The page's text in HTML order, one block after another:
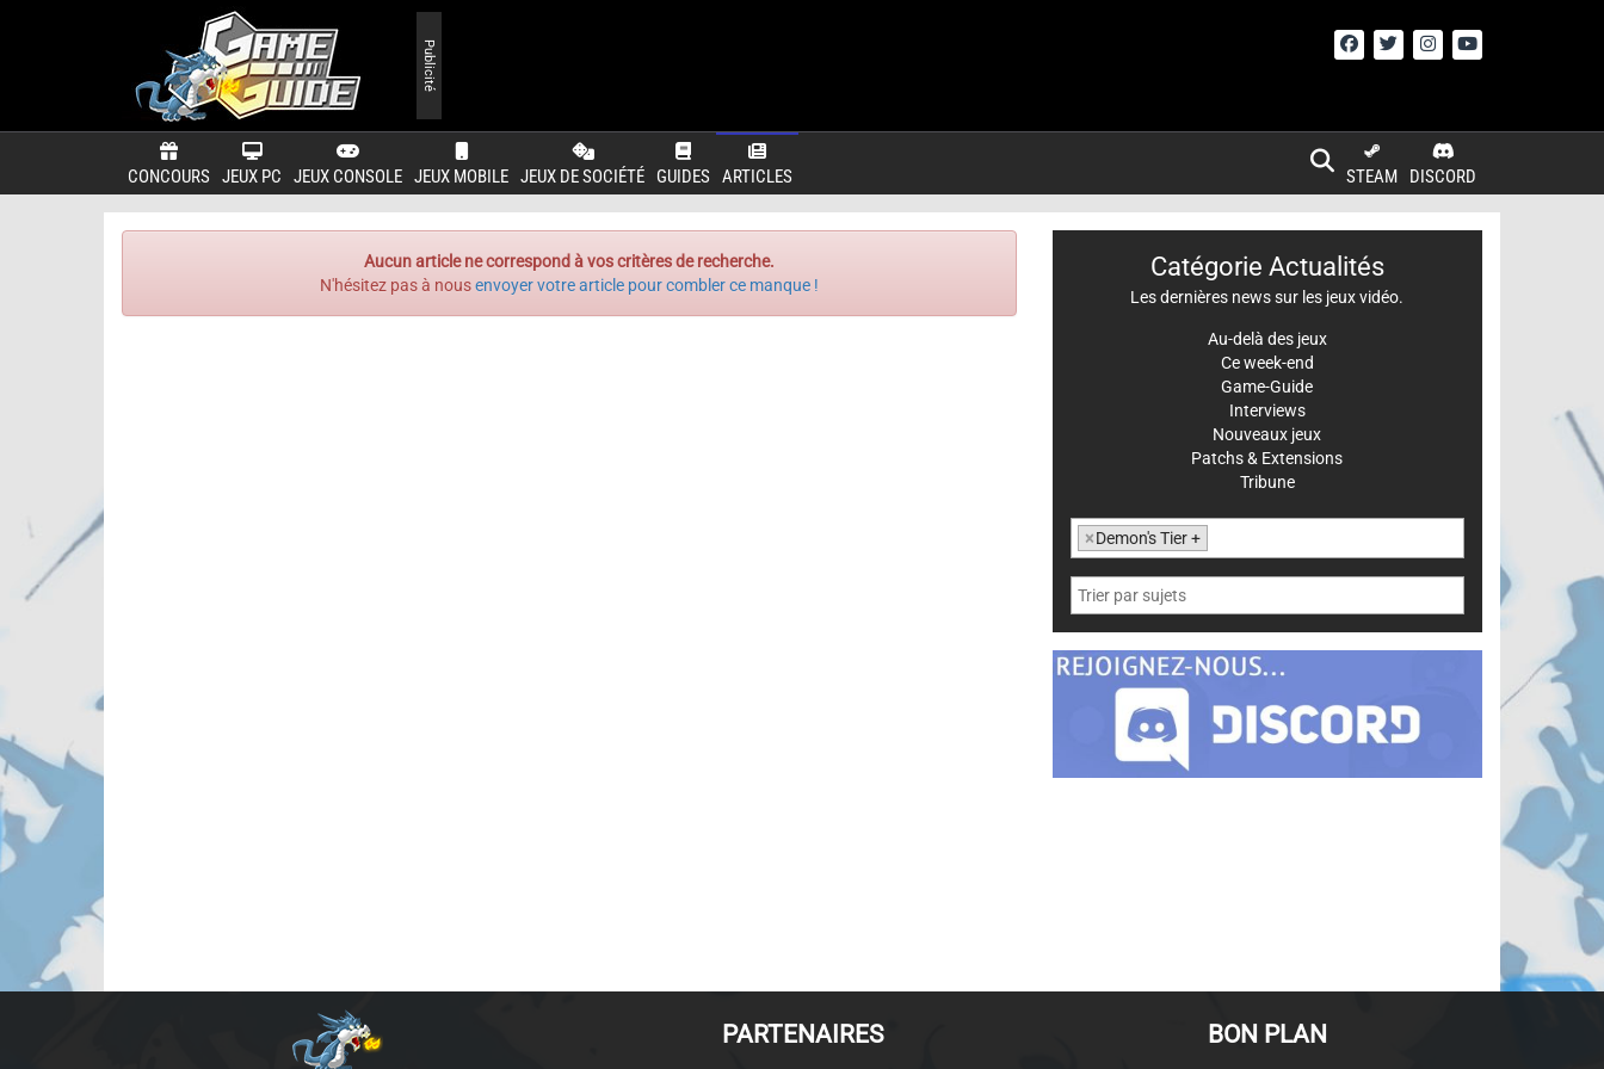
CONCOURS JEUX PC JEUX CONSOLE JEUX MOBILE JEUX DE SOCIÉTÉ GUIDES ARTICLES DISCORD
STEAM
Publicité
Aucun article ne correspond à vos critères de recherche.
N'hésitez pas à nousenvoyer votre article pour combler ce manque !
Catégorie Actualités
Les dernières news sur les jeux vidéo.
Au-delà des jeux
Ce week-end
Game-Guide
Interviews
Nouveaux jeux
Patchs & Extensions
Tribune
×Demon's Tier +
PARTENAIRES BON PLAN